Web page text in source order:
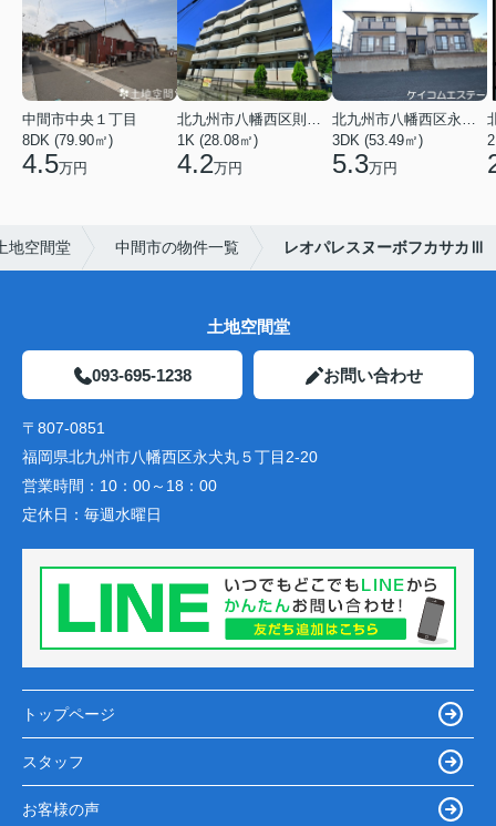
中間市中央１丁目
8DK (79.90㎡)
4.5万円
北九州市八幡西区則松１丁目
1K (28.08㎡)
4.2万円
北九州市八幡西区永犬丸５丁目
3DK (53.49㎡)
5.3万円
地空間堂 中間市の物件一覧 レオパレスヌーボフカサカⅢ
土地空間堂
093-695-1238 お問い合わせ
〒807-0851
福岡県北九州市八幡西区永犬丸５丁目2-20
営業時間： 10：00～18：00
定休日： 毎週水曜日
トップページ
スタッフ
お客様の声